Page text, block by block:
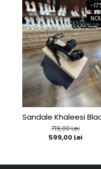
-
Sandale Khaleesi
719,00 Lei
599,00 Lei